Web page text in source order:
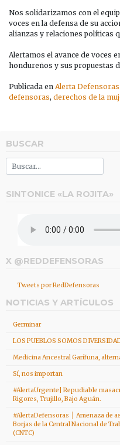
Nos solidarizamos con el
voces en la defensa de su
alianzas y relaciones políticas
Alertamos el avance de voces
hondureños y sus propuestas
Publicada en Alerta Defensoras
defensoras, derechos de la
BUSCAR
SINTONICE «LA ROJITA»
X @REDDEFENSORAS
Tweets por RedDefensoras
NOTICIAS Y ARTÍCULOS
Germinar
LOS PUEBLOS SOMOS
Medicina Ancestral Garífuna,
Sí, nos importan
#AlertaUrgente| Repudiable
Rigores, Trujillo, Bajo Aguán.
#AlertaDefensoras │ Amenaza de
Borjas de la Central Nacional de
(CNTC)